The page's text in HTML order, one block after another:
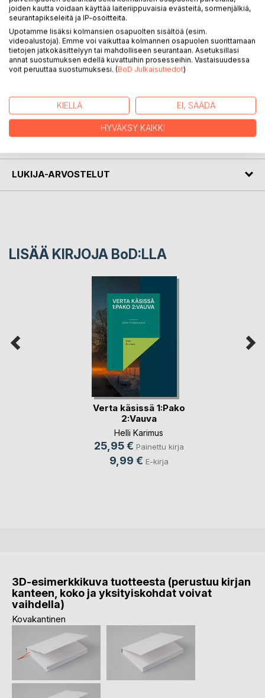
kertomuksia etteivät pitkästy. Ensin on vierastonttu joka
tulee kylään
syntymäpäiville. Sitten on saunatonttu, eksynyt tonttu
ja enkeli vierailee tytön luona. Lisäksi on pari runoa.
Joulu on niin lähellä, että on hyvä pysähtyä ennen joulua ja
rauhoittua lasten kanssa, kun vanhempi lukee satuja.
KIRJAILIJA
LUKIJA-ARVOSTELUT
LISÄÄ KIRJOJA BoD:LLA
Verta käsissä 1:Pako
2:Vauva
Helli Karimus
25,95 € Painettu kirja
9,99 € E-kirja
3D-esimerkkikuva tuotteesta (perustuu kirjan
kanteen, koko ja yksityiskohdat voivat
vaihdella)
Kovakantinen
joiden kautta voidaan käyttää laiteriippuvaisia evästeitä, sormenjälkiä,
seurantapikseleitä ja IP-osoitteita.
Upotamme lisäksi kolmansien osapuolten sisältöä (esim.
videoalustoja). Emme voi vaikuttaa kolmannen osapuolen suorittamaan
tietojen jatkokäsittelyyn tai mahdolliseen seurantaan. Asetuksillasi
annat suostumuksen edellä kuvattuihin prosesseihin. Vastaisuudessa
voit peruuttaa suostumuksesi. (BoD Julkaisutiedot)
KIELLÄ EI, SÄÄDÄ
HYVÄKSY KAIKKI